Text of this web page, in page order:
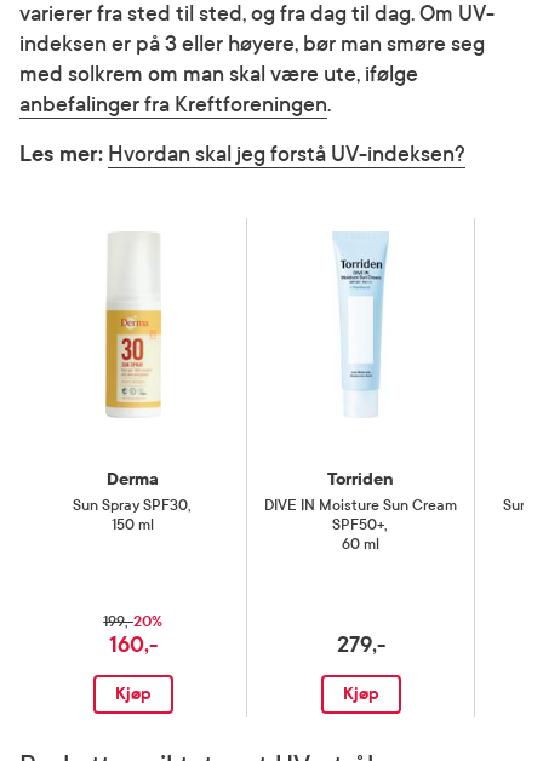
varierer fra sted til sted, og fra dag til dag. Om UV-
indeksen er på 3 eller høyere, bør man smøre seg
med solkrem om man skal være ute, ifølge
anbefalinger fra Kreftforeningen.
Les mer: Hvordan skal jeg forstå UV-indeksen?
Derma
Sun Spray SPF30,
150 ml
199,-20%
160,-
Kjøp
Torriden
DIVE IN Moisture Sun Cream
SPF50+,
60 ml
279,-
Kjøp
Sun